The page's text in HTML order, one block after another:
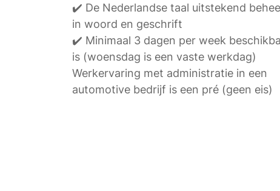
✔️ De Nederlandse taal uitstekend
in woord en geschrift
✔️ Minimaal 3 dagen per week
is (woensdag is een vaste werkdag)
Werkervaring met administratie in een
automotive bedrijf is een pré (geen eis)